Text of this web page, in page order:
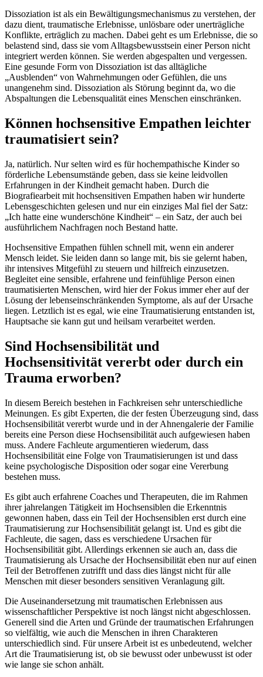
Dissoziation ist als ein Bewältigungsmechanismus zu verstehen, der
dazu dient, traumatische Erlebnisse, unlösbare oder unerträgliche
Konflikte, erträglich zu machen. Dabei geht es um Erlebnisse, die so
belastend sind, dass sie vom Alltagsbewusstsein einer Person nicht
integriert werden können. Sie werden abgespalten und vergessen.
Eine gesunde Form von Dissoziation ist das alltägliche
„Ausblenden“ von Wahrnehmungen oder Gefühlen, die uns
unangenehm sind. Dissoziation als Störung beginnt da, wo die
Abspaltungen die Lebensqualität eines Menschen einschränken.
Können hochsensitive Empathen leichter
traumatisiert sein?
Ja, natürlich. Nur selten wird es für hochempathische Kinder so
förderliche Lebensumstände geben, dass sie keine leidvollen
Erfahrungen in der Kindheit gemacht haben. Durch die
Biografiearbeit mit hochsensitiven Empathen haben wir hunderte
Lebensgeschichten gelesen und nur ein einziges Mal fiel der Satz:
„Ich hatte eine wunderschöne Kindheit“ – ein Satz, der auch bei
ausführlichem Nachfragen noch Bestand hatte.
Hochsensitive Empathen fühlen schnell mit, wenn ein anderer
Mensch leidet. Sie leiden dann so lange mit, bis sie gelernt haben,
ihr intensives Mitgefühl zu steuern und hilfreich einzusetzen.
Begleitet eine sensible, erfahrene und feinfühlige Person einen
traumatisierten Menschen, wird hier der Fokus immer eher auf der
Lösung der lebenseinschränkenden Symptome, als auf der Ursache
liegen. Letztlich ist es egal, wie eine Traumatisierung entstanden ist,
Hauptsache sie kann gut und heilsam verarbeitet werden.
Sind Hochsensibilität und
Hochsensitivität vererbt oder durch ein
Trauma erworben?
In diesem Bereich bestehen in Fachkreisen sehr unterschiedliche
Meinungen. Es gibt Experten, die der festen Überzeugung sind, dass
Hochsensibilität vererbt wurde und in der Ahnengalerie der Familie
bereits eine Person diese Hochsensibilität auch aufgewiesen haben
muss. Andere Fachleute argumentieren wiederum, dass
Hochsensibilität eine Folge von Traumatisierungen ist und dass
keine psychologische Disposition oder sogar eine Vererbung
bestehen muss.
Es gibt auch erfahrene Coaches und Therapeuten, die im Rahmen
ihrer jahrelangen Tätigkeit im Hochsensiblen die Erkenntnis
gewonnen haben, dass ein Teil der Hochsensiblen erst durch eine
Traumatisierung zur Hochsensibilität gelangt ist. Und es gibt die
Fachleute, die sagen, dass es verschiedene Ursachen für
Hochsensibilität gibt. Allerdings erkennen sie auch an, dass die
Traumatisierung als Ursache der Hochsensibilität eben nur auf einen
Teil der Betroffenen zutrifft und dass dies längst nicht für alle
Menschen mit dieser besonders sensitiven Veranlagung gilt.
Die Auseinandersetzung mit traumatischen Erlebnissen aus
wissenschaftlicher Perspektive ist noch längst nicht abgeschlossen.
Generell sind die Arten und Gründe der traumatischen Erfahrungen
so vielfältig, wie auch die Menschen in ihren Charakteren
unterschiedlich sind. Für unsere Arbeit ist es unbedeutend, welcher
Art die Traumatisierung ist, ob sie bewusst oder unbewusst ist oder
wie lange sie schon anhält.